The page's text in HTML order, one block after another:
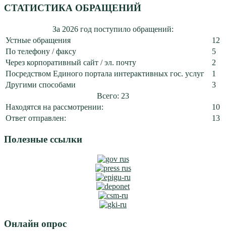
СТАТИСТИКА ОБРАЩЕНИЙ
За 2026 год поступило обращений:
Устные обращения
12
По телефону / факсу
5
Через корпоративный сайт / эл. почту
2
Посредством Единого портала интерактивных гос. услуг
1
Другими способами
3
Всего: 23
Находятся на рассмотрении:
10
Ответ отправлен:
13
Полезные ссылки
Онлайн опрос